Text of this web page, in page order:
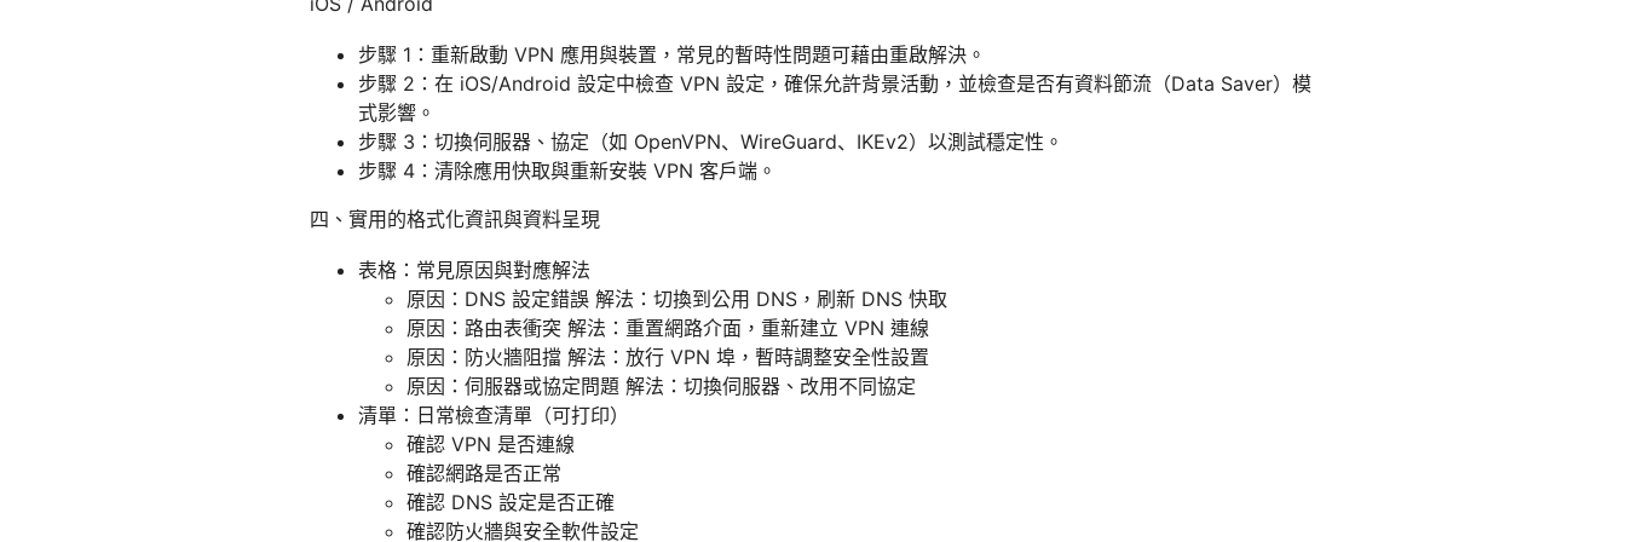
步驟 1：重新啟動 VPN 應用與裝置，常見的暫時性問題可藉由重啟解決。
步驟 2：在 iOS/Android 設定中檢查 VPN 設定，確保允許背景活動，並檢查是否有資料節流（Data Saver）模
式影響。
步驟 3：切換伺服器、協定（如 OpenVPN、WireGuard、IKEv2）以測試穩定性。
步驟 4：清除應用快取與重新安裝 VPN 客戶端。
四、實用的格式化資訊與資料呈現
表格：常見原因與對應解法
原因：DNS 設定錯誤 解法：切換到公用 DNS，刷新 DNS 快取
原因：路由表衝突 解法：重置網路介面，重新建立 VPN 連線
原因：防火牆阻擋 解法：放行 VPN 埠，暫時調整安全性設置
原因：伺服器或協定問題 解法：切換伺服器、改用不同協定
清單：日常檢查清單（可打印）
確認 VPN 是否連線
確認網路是否正常
確認 DNS 設定是否正確
確認防火牆與安全軟件設定